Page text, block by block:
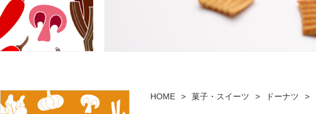
HOME 菓子・スイーツ ドーナツ